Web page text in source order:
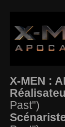
X-MEN :
Past")